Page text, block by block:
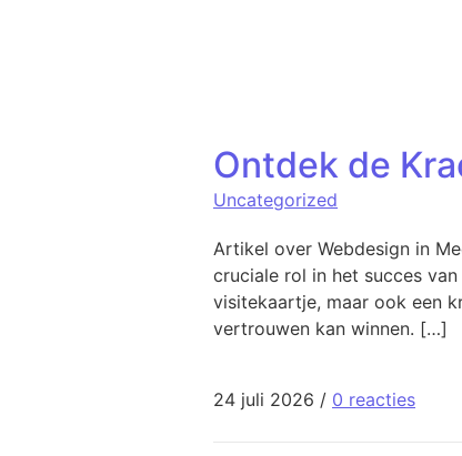
Ontdek de
Uncategorized
Artikel over Webdesign in
cruciale rol in het succes
visitekaartje, maar ook een
vertrouwen kan winnen. […]
24 juli 2026 / 0 reacties